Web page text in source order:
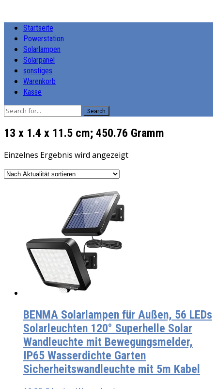
Startseite
Powerstation
Solarlampen
Solarpanel
sonstiges
Warenkorb
Kasse
Search
‎13 x 1.4 x 11.5 cm; 450.76 Gramm
Einzelnes Ergebnis wird angezeigt
BENMA Solarlampen für Außen, 56 LEDs
Solarleuchten 120° Superhelle Solar
Wandleuchte mit Bewegungsmelder,
IP65 Wasserdichte Garten
Sicherheitswandleuchte mit 5m Kabel